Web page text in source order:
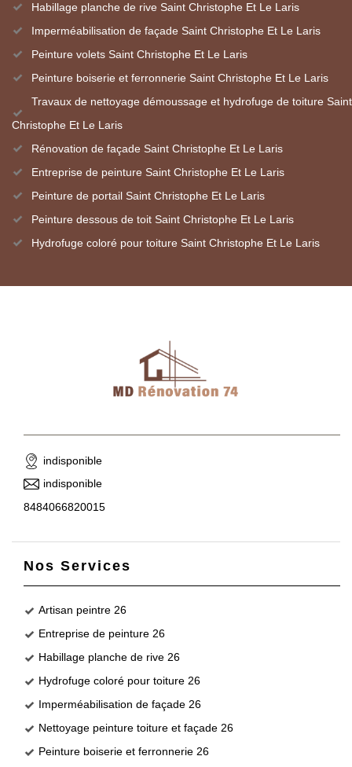
Habillage planche de rive Saint Christophe Et Le Laris
Imperméabilisation de façade Saint Christophe Et Le Laris
Peinture volets Saint Christophe Et Le Laris
Peinture boiserie et ferronnerie Saint Christophe Et Le Laris
Travaux de nettoyage démoussage et hydrofuge de toiture Saint
Christophe Et Le Laris
Rénovation de façade Saint Christophe Et Le Laris
Entreprise de peinture Saint Christophe Et Le Laris
Peinture de portail Saint Christophe Et Le Laris
Peinture dessous de toit Saint Christophe Et Le Laris
Hydrofuge coloré pour toiture Saint Christophe Et Le Laris
indisponible
indisponible
8484066820015
Nos Services
Artisan peintre 26
Entreprise de peinture 26
Habillage planche de rive 26
Hydrofuge coloré pour toiture 26
Imperméabilisation de façade 26
Nettoyage peinture toiture et façade 26
Peinture boiserie et ferronnerie 26